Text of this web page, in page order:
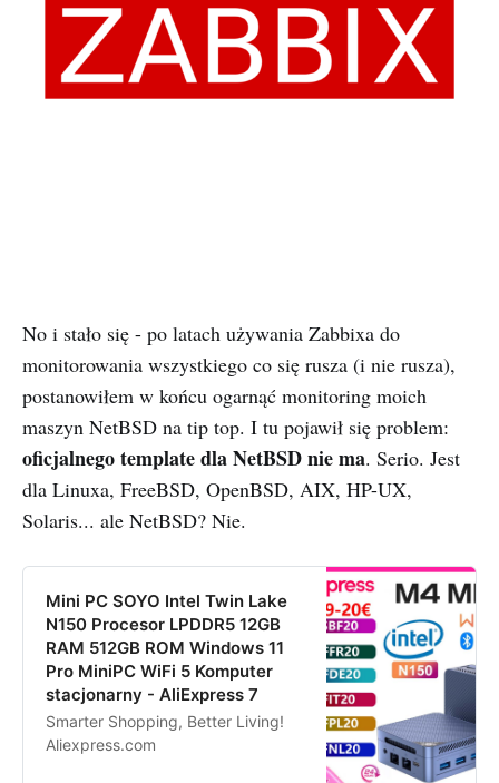
No i stało się - po latach używania Zabbixa do
monitorowania wszystkiego co się rusza (i nie rusza),
postanowiłem w końcu ogarnąć monitoring moich
maszyn NetBSD na tip top. I tu pojawił się problem:
oficjalnego template dla NetBSD nie ma. Serio. Jest
dla Linuxa, FreeBSD, OpenBSD, AIX, HP-UX,
Solaris... ale NetBSD? Nie.
Mini PC SOYO Intel Twin Lake
N150 Procesor LPDDR5 12GB
RAM 512GB ROM Windows 11
Pro MiniPC WiFi 5 Komputer
stacjonarny - AliExpress 7
Smarter Shopping, Better Living!
Aliexpress.com